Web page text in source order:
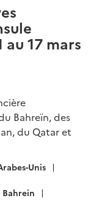
au 17 mars
Bahreïn, des
du Qatar et
Unis
Bahrein